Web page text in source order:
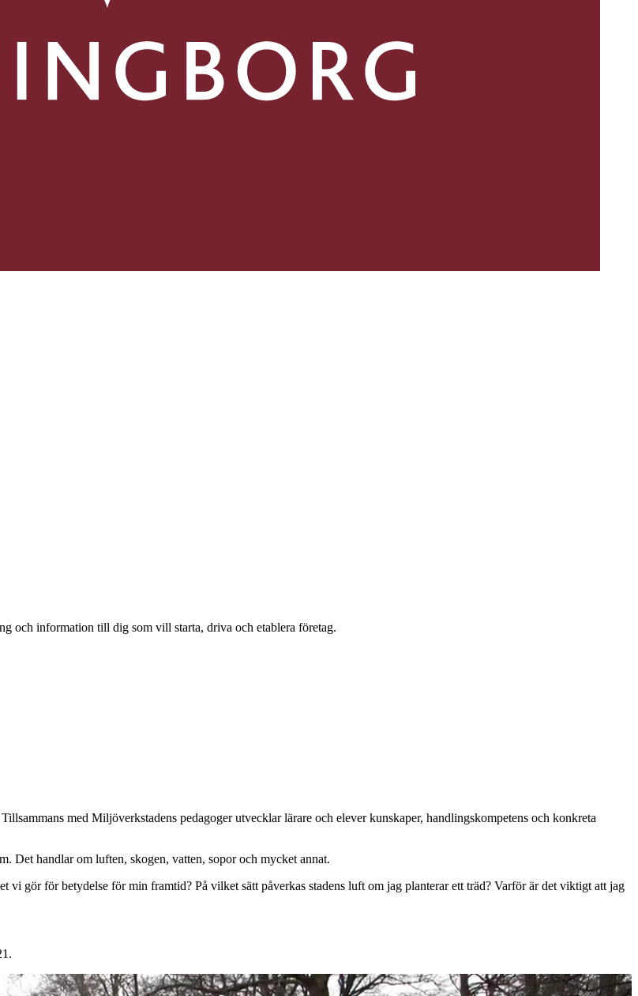
och information till dig som vill starta, driva och etablera företag.
med Miljöverkstadens pedagoger utvecklar lärare och elever kunskaper, handlingskompetens och konkreta
Det handlar om luften, skogen, vatten, sopor och mycket annat.
vi gör för betydelse för min framtid? På vilket sätt påverkas stadens luft om jag planterar ett träd? Varför är det viktigt att jag